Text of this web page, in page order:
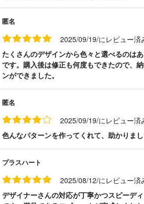
匿名
2025/09/19/にレビュー済
たくさんのデザインから色々と選べるのは
です。購入後は修正も何度もできたので、
ンができました。
匿名
2025/09/19/にレビュー済
色んなパターンを作ってくれて、助かりまし
プラスハート
2025/08/12/にレビュー済
デザイナーさんの対応が丁寧かつスピーデ